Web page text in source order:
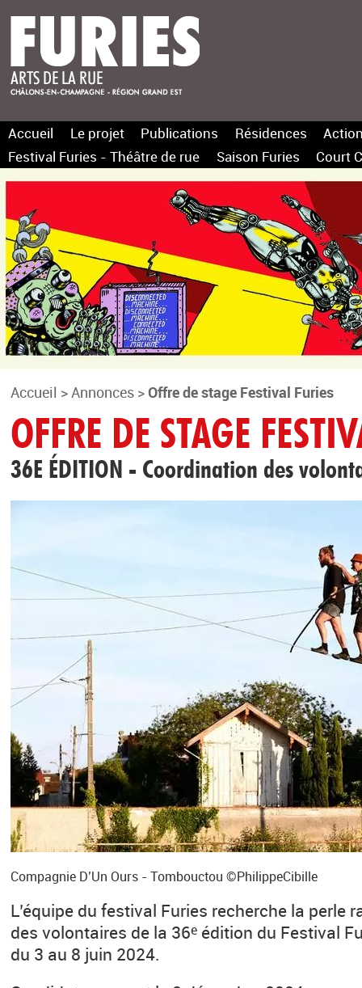
Accueil Le projet Publications Résidences
Festival Furies - Théâtre de rue
Saison Furies Court
Accueil > Annonces > Offre de stage Festival Furies
OFFRE DE STAGE
36E ÉDITION - Coordination des
Compagnie D’Un Ours - Tombouctou ©PhilippeCibille
L’équipe du festival Furies recherche la perle
des volontaires de la 36e édition du Festival
du 3 au 8 juin 2024.